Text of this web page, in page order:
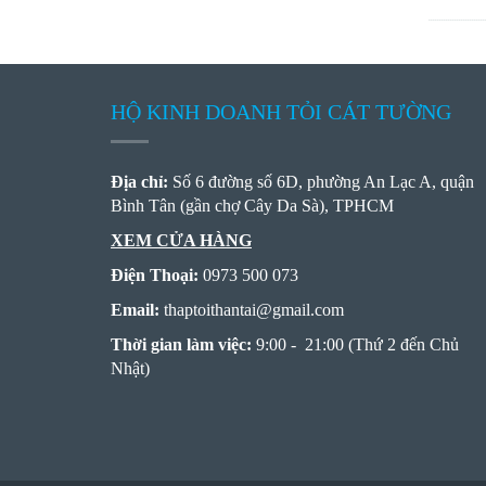
HỘ KINH DOANH TỎI CÁT TƯỜNG
Địa chỉ: Số 6 đường số 6D, phường An Lạc A, quận
Bình Tân (gần chợ Cây Da Sà), TPHCM
XEM CỬA HÀNG
Điện Thoại: 0973 500 073
Email: thaptoithantai@gmail.com
Thời gian làm việc: 9:00 - 21:00 (Thứ 2 đến Chủ
Nhật)